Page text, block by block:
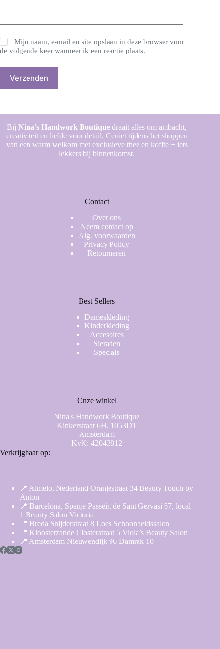
Mijn naam, e-mail en site opslaan in deze browser voor
de volgende keer wanneer ik een reactie plaats.
Verzenden
BijNina’s Handwork Boutique draait alles om ambacht,
creativiteit en liefde voor detail. Geniet tijdens het shoppen
van een warm welkom met exclusieve thee en koffie + iets
lekkers bij binnenkomst.
Contact
Over ons
Neem contact op
Alg. voorwaarden
Privacy Policy
Retourneren
Best Sellers
Dameskleding
Kinderkleding
Accesoires
Sieraden
Specials
Onze winkel
Nina's Handwork Boutique
Kinkerstraat 6H, 1053DT
Amsterdam
KvK: 42043812
Verkrijgbaar op:
📍 Almelo, Nederland Oranjestraat 34 Beauty Touch by
Anton
📍 Barcelona, Spanje Passeig de Sant Gervasi 67, local
1 Beauty Salon Victoria
📍 Breda Snijderstraat 8 Loes Schoonheidssalon
📍 Kloosterzande Closterstraat 5 Viola’s Beauty Salon
📍 Amsterdam Nieuwendijk 96 Damrak 10